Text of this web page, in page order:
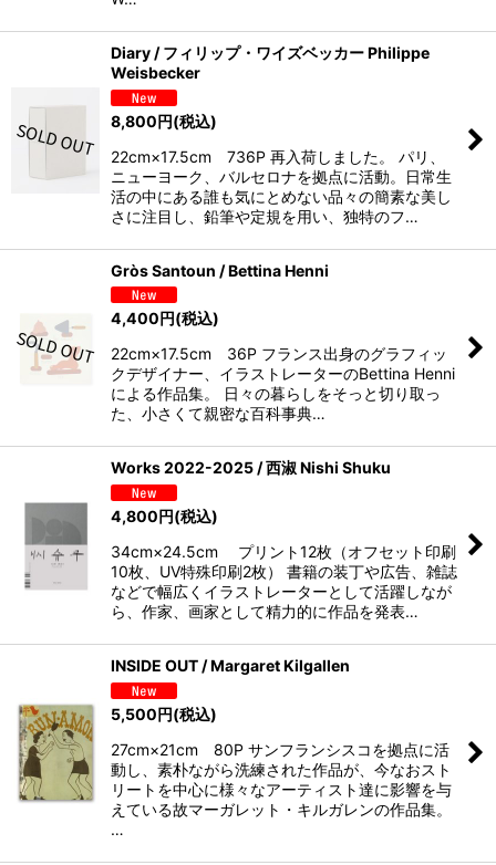
Diary / フィリップ・ワイズベッカー Philippe
Weisbecker
8,800円(税込)
22cm×17.5cm 736P 再入荷しました。 パリ、
ニューヨーク、バルセロナを拠点に活動。日常生
活の中にある誰も気にとめない品々の簡素な美し
さに注目し、鉛筆や定規を用い、独特のフ…
Gròs Santoun / Bettina Henni
4,400円(税込)
22cm×17.5cm 36P フランス出身のグラフィッ
クデザイナー、イラストレーターのBettina Henni
による作品集。 日々の暮らしをそっと切り取っ
た、小さくて親密な百科事典…
Works 2022-2025 / 西淑 Nishi Shuku
4,800円(税込)
34cm×24.5cm プリント12枚（オフセット印刷
10枚、UV特殊印刷2枚） 書籍の装丁や広告、雑誌
などで幅広くイラストレーターとして活躍しなが
ら、作家、画家として精力的に作品を発表…
INSIDE OUT / Margaret Kilgallen
5,500円(税込)
27cm×21cm 80P サンフランシスコを拠点に活
動し、素朴ながら洗練された作品が、今なおスト
リートを中心に様々なアーティスト達に影響を与
えている故マーガレット・キルガレンの作品集。
…